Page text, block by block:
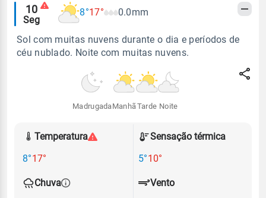
Alertas
meteorológicos
10
Seg
8°17° 0.0mm
Sol com muitas nuvens durante o dia e períodos de
céu nublado. Noite com muitas nuvens.
Madrugada Manhã Tarde Noite
Temperatura
8°17°
Sensação térmica
5°10°
Chuva
Vento